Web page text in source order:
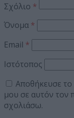
Σχόλιο *
Όνομα *
Email *
Ιστότοπος
Αποθήκευσε το
μου σε αυτόν τον
σχολιάσω.